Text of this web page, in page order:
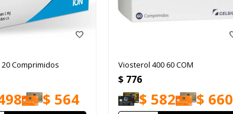
Comprimidos
$ 564
Viosterol 400 60 COM
$ 776
$ 582 $ 660